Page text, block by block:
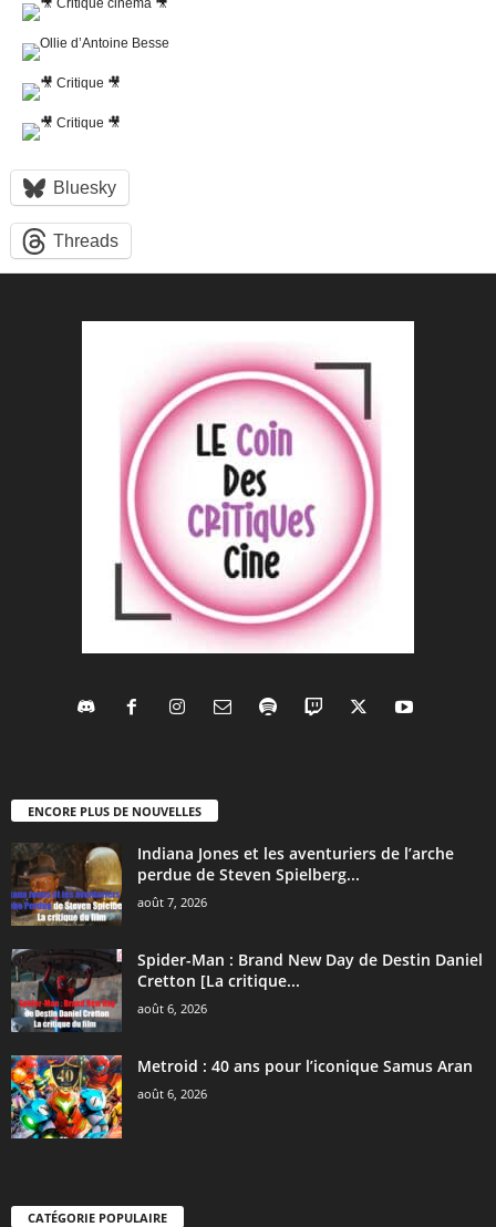
Bluesky
Threads
ENCORE PLUS DE NOUVELLES
Indiana Jones et les aventuriers de l’arche
perdue de Steven Spielberg...
août 7, 2026
Spider-Man : Brand New Day de Destin Daniel
Cretton [La critique...
août 6, 2026
Metroid : 40 ans pour l’iconique Samus Aran
août 6, 2026
CATÉGORIE POPULAIRE